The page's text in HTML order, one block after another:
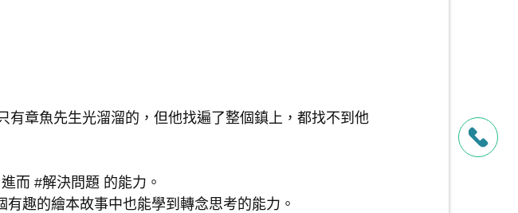
章魚先生光溜溜的，但他找遍了整個鎮上，都找不到他
而 #解決問題 的能力。
趣的繪本故事中也能學到轉念思考的能力。